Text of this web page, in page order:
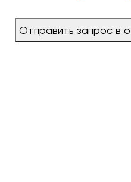
Отправить запрос в